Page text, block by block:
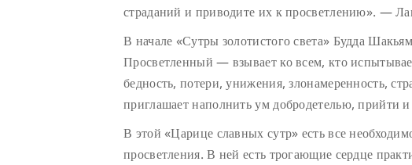
страданий и приводите их к просветлению». —
В начале «Сутры золотистого света» Будда
Просветленный — взывает ко всем, кто
бедность, потери, унижения, злонамеренность,
приглашает наполнить ум добродетелью, прийти
В этой «Царице славных сутр» есть все
просветления. В ней есть трогающие сердце